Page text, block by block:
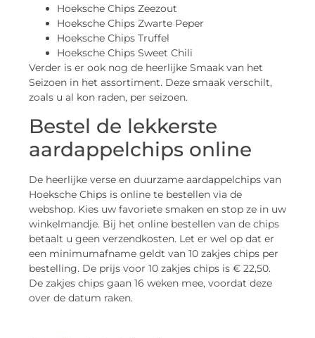
Hoeksche Chips Zeezout
Hoeksche Chips Zwarte Peper
Hoeksche Chips Truffel
Hoeksche Chips Sweet Chili
Verder is er ook nog de heerlijke Smaak van het
Seizoen in het assortiment. Deze smaak verschilt,
zoals u al kon raden, per seizoen.
Bestel de lekkerste
aardappelchips online
De heerlijke verse en duurzame aardappelchips van
Hoeksche Chips is online te bestellen via de
webshop. Kies uw favoriete smaken en stop ze in uw
winkelmandje. Bij het online bestellen van de chips
betaalt u geen verzendkosten. Let er wel op dat er
een minimumafname geldt van 10 zakjes chips per
bestelling. De prijs voor 10 zakjes chips is € 22,50.
De zakjes chips gaan 16 weken mee, voordat deze
over de datum raken.